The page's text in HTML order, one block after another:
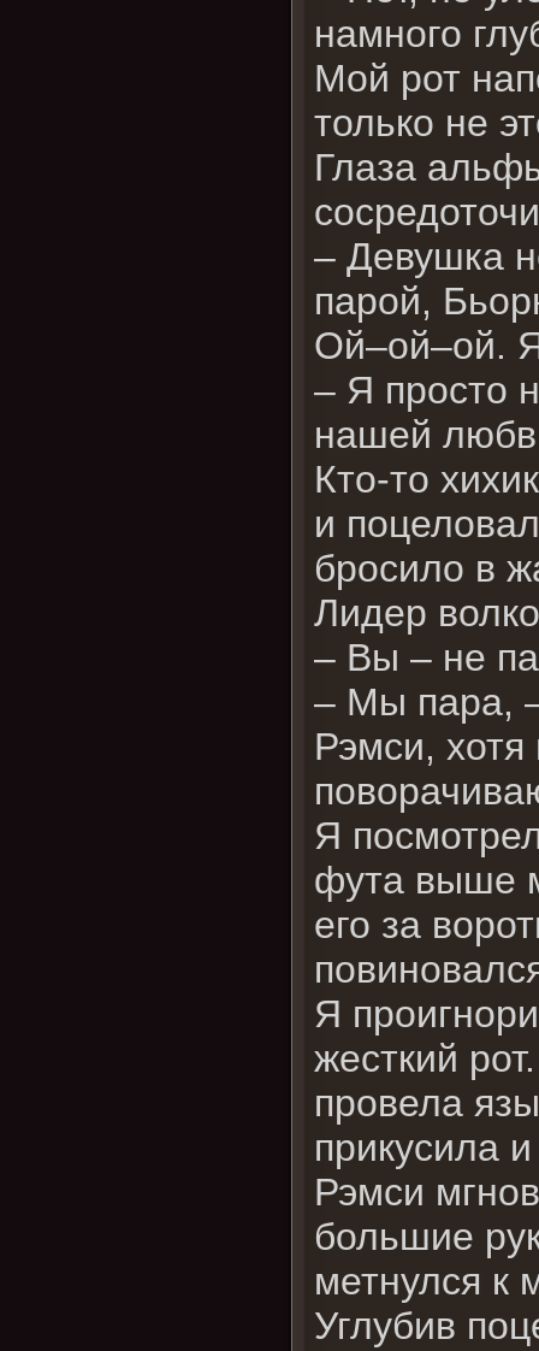
намного
Мой рот
только не
Глаза
– Девушка
парой,
Ой–ой–ой.
– Я просто
нашей
Кто-то
и
бросило в
Лидер
– Вы – не
– Мы пара,
Рэмси,
Я
фута выше
его за
Я
жесткий
провела
прикусила
Рэмси
большие
метнулся к
Углубив